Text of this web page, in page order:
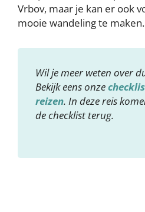
Vrbov, maar je kan er ook
mooie wandeling te maken.
Wil je meer weten over
Bekijk eens onze
reizen. In deze reis
de checklist terug.